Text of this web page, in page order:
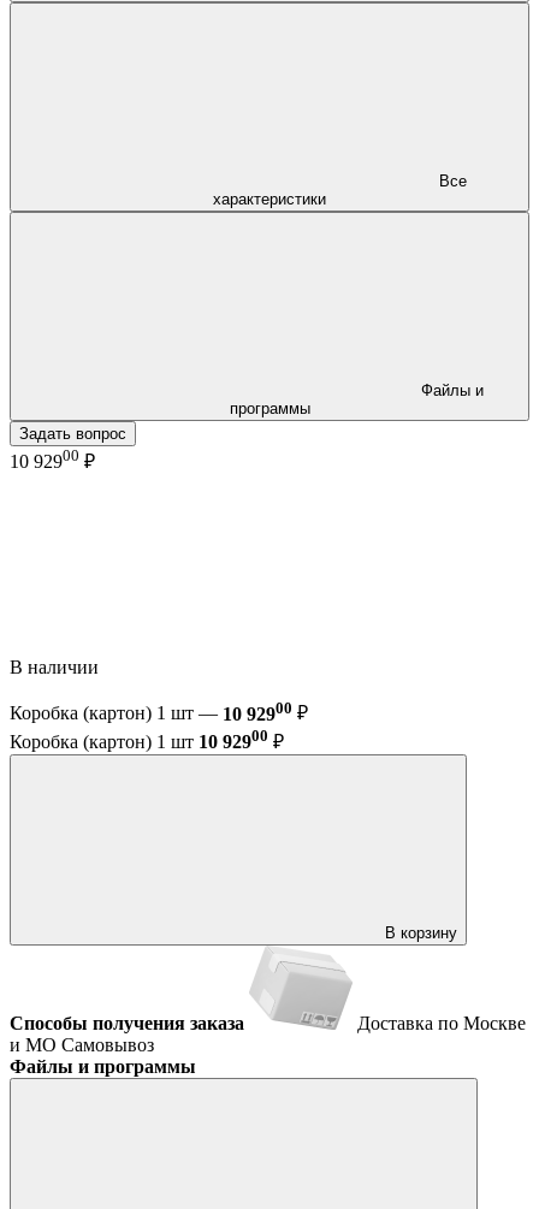
характеристики
программы
Задать вопрос
10 92900 ₽
В наличии
Коробка (картон) 1 шт — 10 92900 ₽
Коробка (картон) 1 шт 10 92900 ₽
В корзину
Способы получения заказа
Доставка по Москве
и МО Самовывоз
Файлы и программы